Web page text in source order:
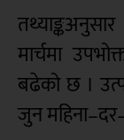
मार्चमा
बढेको छ ।
जुन